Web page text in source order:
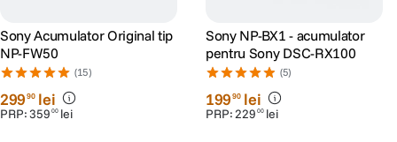
Sony Acumulator Original tip
NP-FW50
(15)
29990 lei
PRP:359 00 lei
Sony NP-BX1 - acumulator
pentru Sony DSC-RX100
(5)
19990 lei
PRP:229 00 lei